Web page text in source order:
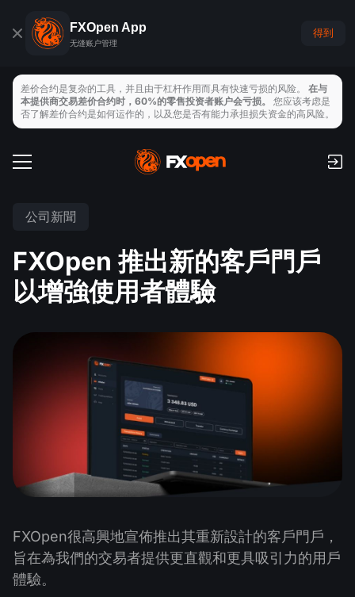
FXOpen App
无缝账户管理
得到
支付
存取款
交易工具
指數
交易平臺
TickTrader
FXOpen App
Android FXOpen App
經濟日曆
什麼是差價合約交易?
什麼是ECN交易?
什麼是外匯經紀商?
為什麼選擇我們
公司新聞
FXOpen 推出新的客戶門戶
以增強使用者體驗
FXOpen很高興地宣佈推出其重新設計的客戶門戶，
旨在為我們的交易者提供更直觀和更具吸引力的用戶
體驗。
差价合约是复杂的工具，并且由于杠杆作用而具有快速亏损的风险。 在与
本提供商交易差价合约时，60%的零售投资者账户会亏损。 您应该考虑是
否了解差价合约是如何运作的，以及您是否有能力承担损失资金的高风险。